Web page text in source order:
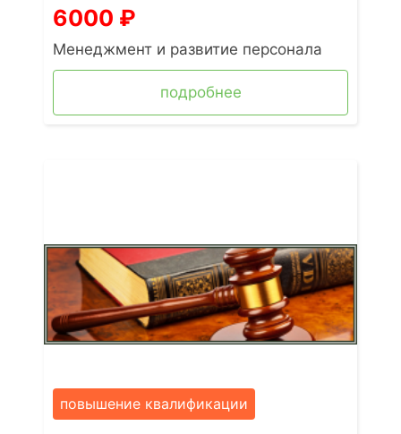
6000 ₽
Менеджмент и развитие персонала
подробнее
повышение квалификации